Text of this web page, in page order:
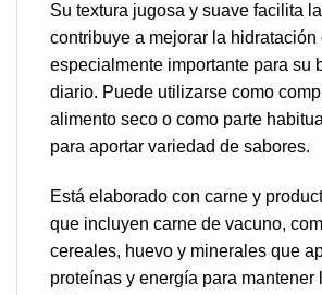
Su textura jugosa y suave facilita
contribuye a mejorar la hidratación
especialmente importante para su
diario. Puede utilizarse como
alimento seco o como parte
para aportar variedad de sabores.
Está elaborado con carne y
que incluyen carne de vacuno,
cereales, huevo y minerales que
proteínas y energía para mantener